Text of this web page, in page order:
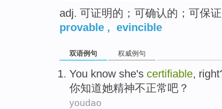
adj. 可证明的；可确认的；可保
provable , evincible
双语例句 权威例句
You know she's certifiable,
你知道她精神不正常吧？
youdao